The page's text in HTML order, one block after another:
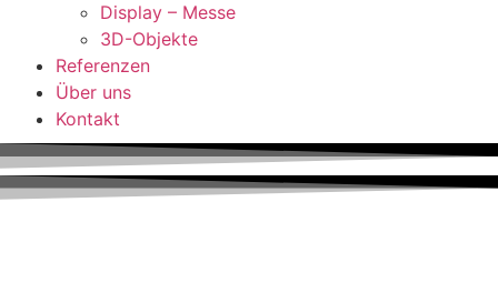
Display – Messe
3D-Objekte
Referenzen
Über uns
Kontakt